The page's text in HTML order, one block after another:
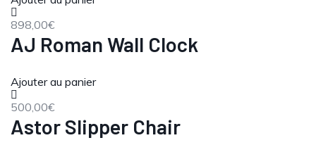
898,00€
AJ Roman Wall Clock
Ajouter au panier
500,00€
Astor Slipper Chair